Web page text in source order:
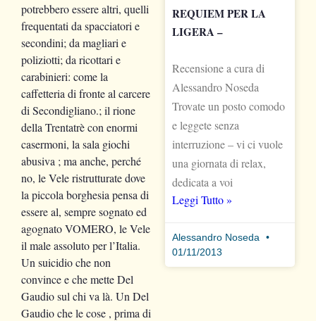
potrebbero essere altri, quelli
frequentati da spacciatori e
secondini; da magliari e
poliziotti; da ricottari e
carabinieri: come la
caffetteria di fronte al carcere
di Secondigliano.; il rione
della Trentatrè con enormi
casermoni, la sala giochi
abusiva ; ma anche, perché
no, le Vele ristrutturate dove
la piccola borghesia pensa di
essere al, sempre sognato ed
agognato VOMERO, le Vele
il male assoluto per l’Italia.
Un suicidio che non
convince e che mette Del
Gaudio sul chi va là. Un Del
Gaudio che le cose , prima di
REQUIEM PER LA
LIGERA –
Recensione a cura di
Alessandro Noseda
Trovate un posto comodo
e leggete senza
interruzione – vi ci vuole
una giornata di relax,
dedicata a voi
Leggi Tutto »
Alessandro Noseda
01/11/2013